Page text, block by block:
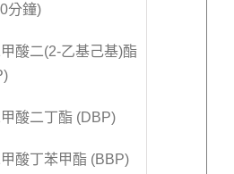
分鐘)
酸二(2-乙基己基)酯
酸二丁酯 (DBP)
酸丁苯甲酯 (BBP)